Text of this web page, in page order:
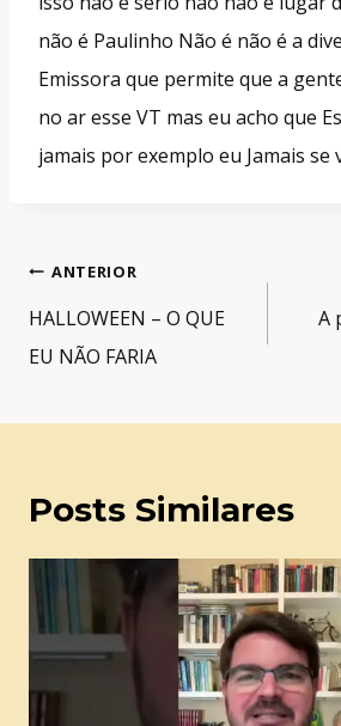
não é Paulinho Não é não é a
Emissora que permite que a
no ar esse VT mas eu acho que
jamais por exemplo eu Jamais se
Navegação
de
Post
ANTERIOR
HALLOWEEN – O QUE
EU NÃO FARIA
A
Posts Similares